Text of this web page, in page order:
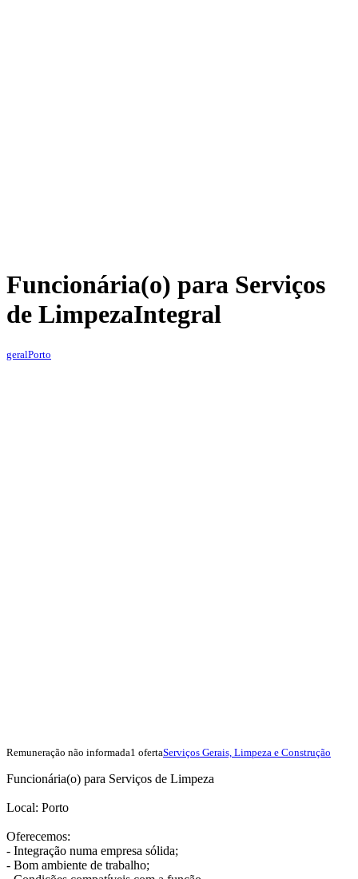
Funcionária(o) para Serviços
de LimpezaIntegral
geralPorto
Remuneração não informada1 ofertaServiços Gerais, Limpeza e Construção
Funcionária(o) para Serviços de Limpeza
Local: Porto
Oferecemos:
- Integração numa empresa sólida;
- Bom ambiente de trabalho;